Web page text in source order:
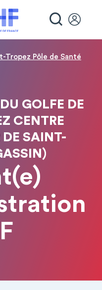
Tropez Pôle de Santé
GOLFE DE
CENTRE
DE SAINT-